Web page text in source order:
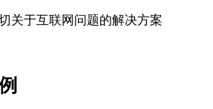
关于互联网问题的解决方案